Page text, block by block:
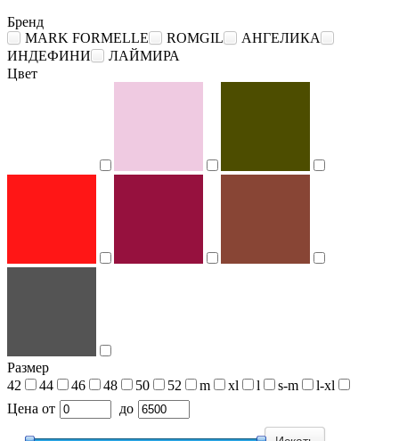
Бренд
MARK FORMELLE
ROMGIL
АНГЕЛИКА
ИНДЕФИНИ
ЛАЙМИРА
Цвет
Размер
42
44 46 48 50 52 m xl l s-m
l-xl
Цена от до